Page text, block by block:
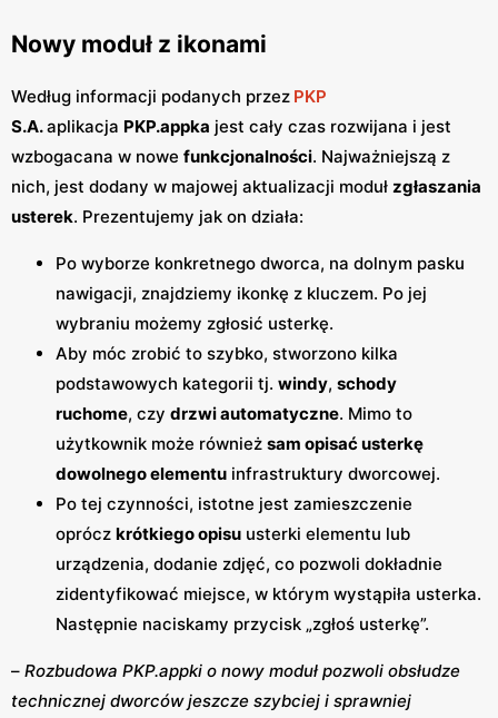
Nowy moduł z ikonami
Według informacji podanych przez PKP
S.A.aplikacja PKP.appka jest cały czas rozwijana i jest
wzbogacana w nowe funkcjonalności. Najważniejszą z
nich, jest dodany w majowej aktualizacji moduł zgłaszania
usterek. Prezentujemy jak on działa:
Po wyborze konkretnego dworca, na dolnym pasku
nawigacji, znajdziemy ikonkę z kluczem. Po jej
wybraniu możemy zgłosić usterkę.
Aby móc zrobić to szybko, stworzono kilka
podstawowych kategorii tj. windy, schody
ruchome, czy drzwi automatyczne. Mimo to
użytkownik może również sam opisać usterkę
dowolnego elementu infrastruktury dworcowej.
Po tej czynności, istotne jest zamieszczenie
oprócz krótkiego opisu usterki elementu lub
urządzenia, dodanie zdjęć, co pozwoli dokładnie
zidentyfikować miejsce, w którym wystąpiła usterka.
Następnie naciskamy przycisk „zgłoś usterkę”.
– Rozbudowa PKP.appki o nowy moduł pozwoli obsłudze
technicznej dworców jeszcze szybciej i sprawniej